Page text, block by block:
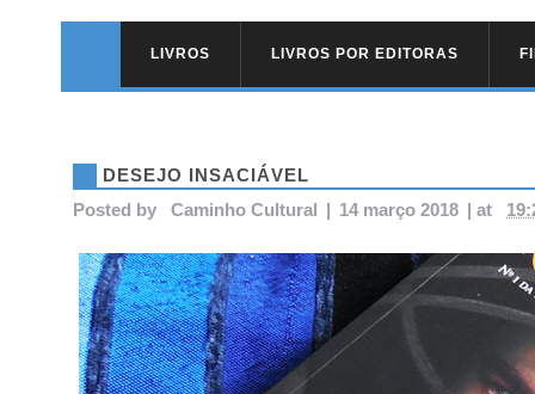
LIVROS LIVROS POR EDITORAS
DESEJO INSACIÁVEL
Posted by
Caminho Cultural | 14 março 2018 | at